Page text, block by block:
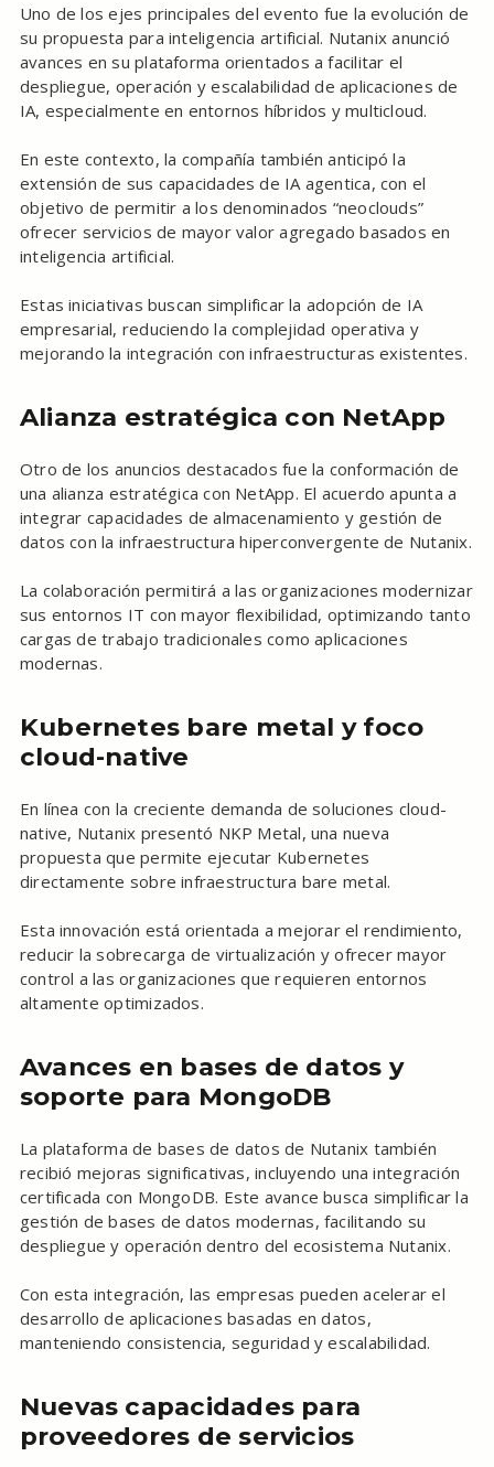
Uno de los ejes principales del evento fue la evolución de
su propuesta para inteligencia artificial. Nutanix anunció
avances en su plataforma orientados a facilitar el
despliegue, operación y escalabilidad de aplicaciones de
IA, especialmente en entornos híbridos y multicloud.
En este contexto, la compañía también anticipó la
extensión de sus capacidades de IA agentica, con el
objetivo de permitir a los denominados “neoclouds”
ofrecer servicios de mayor valor agregado basados en
inteligencia artificial.
Estas iniciativas buscan simplificar la adopción de IA
empresarial, reduciendo la complejidad operativa y
mejorando la integración con infraestructuras existentes.
Alianza estratégica con NetApp
Otro de los anuncios destacados fue la conformación de
una alianza estratégica con NetApp. El acuerdo apunta a
integrar capacidades de almacenamiento y gestión de
datos con la infraestructura hiperconvergente de Nutanix.
La colaboración permitirá a las organizaciones modernizar
sus entornos IT con mayor flexibilidad, optimizando tanto
cargas de trabajo tradicionales como aplicaciones
modernas.
Kubernetes bare metal y foco
cloud-native
En línea con la creciente demanda de soluciones cloud-
native, Nutanix presentó NKP Metal, una nueva
propuesta que permite ejecutar Kubernetes
directamente sobre infraestructura bare metal.
Esta innovación está orientada a mejorar el rendimiento,
reducir la sobrecarga de virtualización y ofrecer mayor
control a las organizaciones que requieren entornos
altamente optimizados.
Avances en bases de datos y
soporte para MongoDB
La plataforma de bases de datos de Nutanix también
recibió mejoras significativas, incluyendo una integración
certificada con MongoDB. Este avance busca simplificar la
gestión de bases de datos modernas, facilitando su
despliegue y operación dentro del ecosistema Nutanix.
Con esta integración, las empresas pueden acelerar el
desarrollo de aplicaciones basadas en datos,
manteniendo consistencia, seguridad y escalabilidad.
Nuevas capacidades para
proveedores de servicios